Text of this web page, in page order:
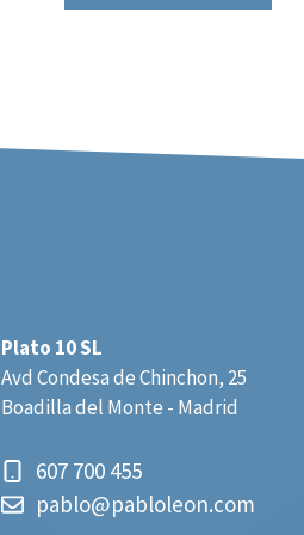
Plato 10 SL
Avd Condesa de Chinchon, 25
Boadilla del Monte - Madrid
607 700 455
pablo@pabloleon.com